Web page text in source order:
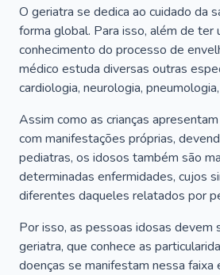
O geriatra se dedica ao cuidado da
forma global. Para isso, além de ter
conhecimento do processo de
médico estuda diversas outras
cardiologia, neurologia,
Assim como as crianças
com manifestações próprias,
pediatras, os idosos também são
determinadas enfermidades, cujos
diferentes daqueles relatados por
Por isso, as pessoas idosas devem
geriatra, que conhece as
doenças se manifestam nessa faixa